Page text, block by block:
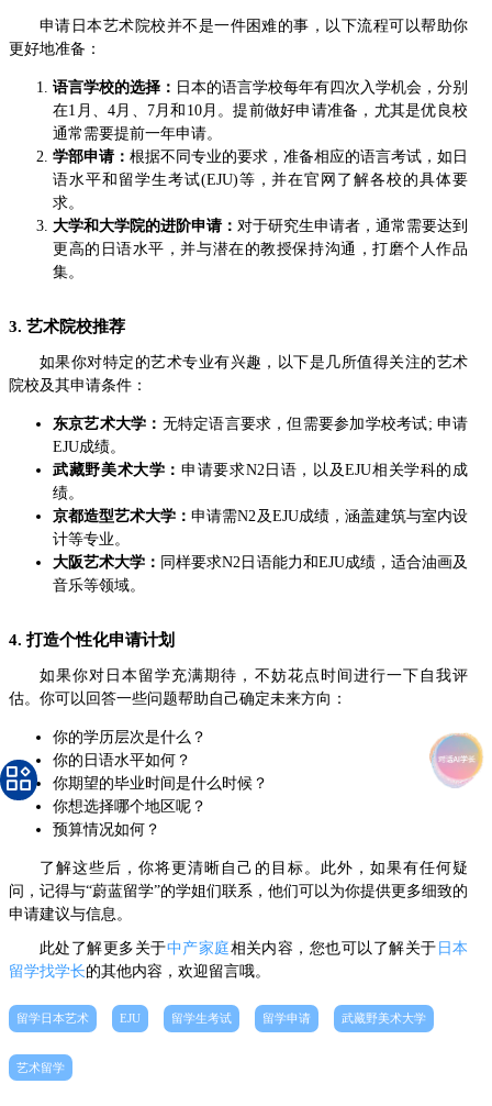
申请日本艺术院校并不是一件困难的事，以下流程可以帮助你
更好地准备：
语言学校的选择： 日本的语言学校每年有四次入学机会，分别
在1月、4月、7月和10月。提前做好申请准备，尤其是优良校
通常需要提前一年申请。
学部申请： 根据不同专业的要求，准备相应的语言考试，如日
语水平和留学生考试(EJU)等，并在官网了解各校的具体要
求。
大学和大学院的进阶申请： 对于研究生申请者，通常需要达到
更高的日语水平，并与潜在的教授保持沟通，打磨个人作品
集。
3. 艺术院校推荐
如果你对特定的艺术专业有兴趣，以下是几所值得关注的艺术
院校及其申请条件：
东京艺术大学： 无特定语言要求，但需要参加学校考试; 申请
EJU成绩。
武藏野美术大学： 申请要求N2日语，以及EJU相关学科的成
绩。
京都造型艺术大学：申请需N2及EJU成绩，涵盖建筑与室内设
计等专业。
大阪艺术大学： 同样要求N2日语能力和EJU成绩，适合油画及
音乐等领域。
4. 打造个性化申请计划
如果你对日本留学充满期待，不妨花点时间进行一下自我评
估。你可以回答一些问题帮助自己确定未来方向：
你的学历层次是什么？
你的日语水平如何？
你期望的毕业时间是什么时候？
你想选择哪个地区呢？
预算情况如何？
了解这些后，你将更清晰自己的目标。此外，如果有任何疑
问，记得与“蔚蓝留学”的学姐们联系，他们可以为你提供更多细致的
申请建议与信息。
此处了解更多关于中产家庭相关内容，您也可以了解关于 日本
留学找学长的其他内容，欢迎留言哦。
留学日本艺术 EJU 留学生考试 留学申请 武藏野美术大学
艺术留学